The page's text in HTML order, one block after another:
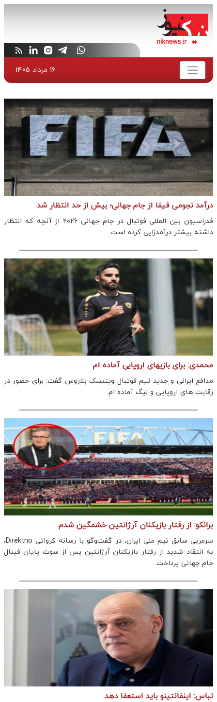
16 مرداد 1405
درآمد نجومی فیفا از جام جهانی؛ بیش از حد انتظار شد
فدراسیون بین المللی فوتبال در جام جهانی ۲۰۲۶ از آنچه که انتظار
داشته بیشتر درآمدزایی کرده است.
محمدی: برای بازیهای اروپایی آماده ام
مدافع ایرانی و جدید تیم فوتبال ویتبسک بلاروس گفت: برای حضور در
رقابت های اروپایی و لیگ آماده ام.
برانکو: از رفتار بازیکنان آرژانتین خشمگین شدم
سرمربی سابق تیم ملی ایران، در گفت‌وگو با رسانه کرواتی Direktno،
به انتقاد شدید از رفتار بازیکنان آرژانتین پس از سوت پایان فینال
جام جهانی پرداخت.
تباس: اینفانتینو باید استعفا دهد